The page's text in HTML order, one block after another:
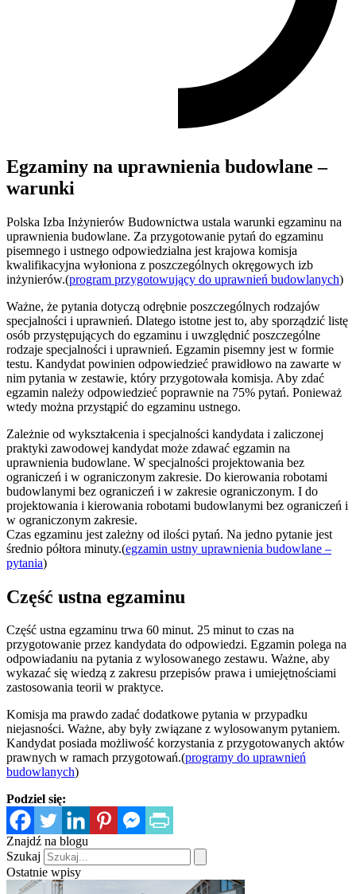
Egzaminy na uprawnienia budowlane –
warunki
Polska Izba Inżynierów Budownictwa ustala warunki egzaminu na
uprawnienia budowlane. Za przygotowanie pytań do egzaminu
pisemnego i ustnego odpowiedzialna jest krajowa komisja
kwalifikacyjna wyłoniona z poszczególnych okręgowych izb
inżynierów.(program przygotowujący do uprawnień budowlanych)
Ważne, że pytania dotyczą odrębnie poszczególnych rodzajów
specjalności i uprawnień. Dlatego istotne jest to, aby sporządzić listę
osób przystępujących do egzaminu i uwzględnić poszczególne
rodzaje specjalności i uprawnień. Egzamin pisemny jest w formie
testu. Kandydat powinien odpowiedzieć prawidłowo na zawarte w
nim pytania w zestawie, który przygotowała komisja. Aby zdać
egzamin należy odpowiedzieć poprawnie na 75% pytań. Ponieważ
wtedy można przystąpić do egzaminu ustnego.
Zależnie od wykształcenia i specjalności kandydata i zaliczonej
praktyki zawodowej kandydat może zdawać egzamin na
uprawnienia budowlane. W specjalności projektowania bez
ograniczeń i w ograniczonym zakresie. Do kierowania robotami
budowlanymi bez ograniczeń i w zakresie ograniczonym. I do
projektowania i kierowania robotami budowlanymi bez ograniczeń i
w ograniczonym zakresie.
Czas egzaminu jest zależny od ilości pytań. Na jedno pytanie jest
średnio półtora minuty.(egzamin ustny uprawnienia budowlane –
pytania)
Część ustna egzaminu
Część ustna egzaminu trwa 60 minut. 25 minut to czas na
przygotowanie przez kandydata do odpowiedzi. Egzamin polega na
odpowiadaniu na pytania z wylosowanego zestawu. Ważne, aby
wykazać się wiedzą z zakresu przepisów prawa i umiejętnościami
zastosowania teorii w praktyce.
Komisja ma prawdo zadać dodatkowe pytania w przypadku
niejasności. Ważne, aby były związane z wylosowanym pytaniem.
Kandydat posiada możliwość korzystania z przygotowanych aktów
prawnych w ramach przygotowań.(programy do uprawnień
budowlanych)
Podziel się:
Znajdź na blogu
Szukaj
Ostatnie wpisy